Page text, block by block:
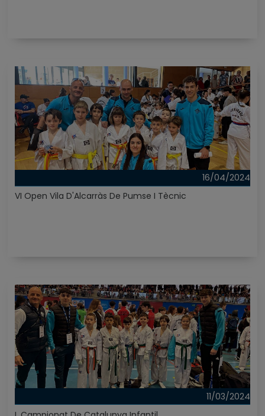
16/04/2024
VI Open Vila D'Alcarràs De Pumse I Tècnic
11/03/2024